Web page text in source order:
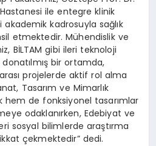
ile entegre klinik
kadrosuyla sağlık
etmektedir. Mühendislik ve
BİLTAM gibi ileri teknoloji
donatılmış bir ortamda,
projelerde aktif rol alma
Tasarım ve Mimarlık
de fonksiyonel tasarımlar
odaklanırken, Edebiyat ve
sosyal bilimlerde araştırma
çekmektedir” dedi.